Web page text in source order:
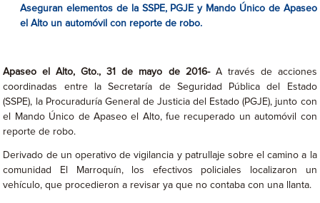
Aseguran elementos de la SSPE, PGJE y Mando Único de Apaseo
el Alto un automóvil con reporte de robo.
Apaseo el Alto, Gto., 31 de mayo de 2016-A través de acciones
coordinadas entre la Secretaría de Seguridad Pública del Estado
(SSPE), la Procuraduría General de Justicia del Estado (PGJE), junto con
el Mando Único de Apaseo el Alto, fue recuperado un automóvil con
reporte de robo.
Derivado de un operativo de vigilancia y patrullaje sobre el camino a la
comunidad El Marroquín, los efectivos policiales localizaron un
vehículo, que procedieron a revisar ya que no contaba con una llanta.